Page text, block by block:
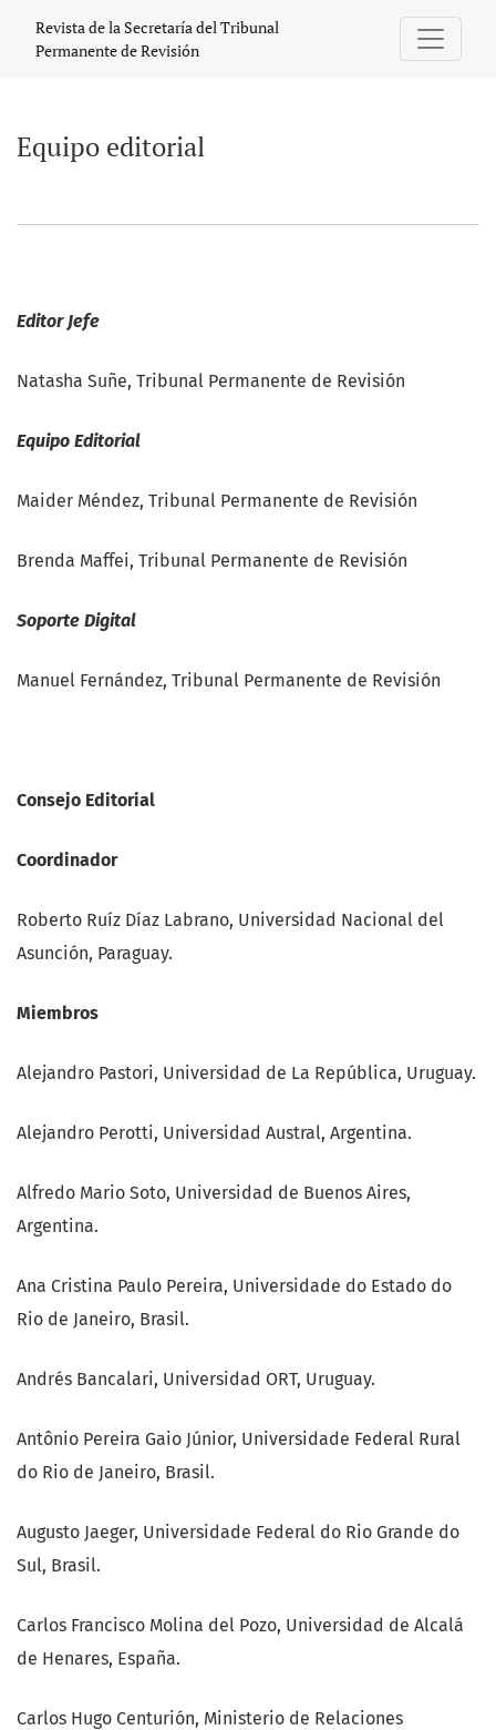
Revista de la Secretaría del Tribunal
Permanente de Revisión
Equipo editorial
Editor Jefe
Natasha Suñe, Tribunal Permanente de Revisión
Equipo Editorial
Maider Méndez, Tribunal Permanente de Revisión
Brenda Maffei, Tribunal Permanente de Revisión
Soporte Digital
Manuel Fernández, Tribunal Permanente de Revisión
Consejo Editorial
Coordinador
Roberto Ruíz Díaz Labrano, Universidad Nacional del
Asunción, Paraguay.
Miembros
Alejandro Pastori, Universidad de La República, Uruguay.
Alejandro Perotti, Universidad Austral, Argentina.
Alfredo Mario Soto, Universidad de Buenos Aires,
Argentina.
Ana Cristina Paulo Pereira, Universidade do Estado do
Rio de Janeiro, Brasil.
Andrés Bancalari, Universidad ORT, Uruguay.
Antônio Pereira Gaio Júnior, Universidade Federal Rural
do Rio de Janeiro, Brasil.
Augusto Jaeger, Universidade Federal do Rio Grande do
Sul, Brasil.
Carlos Francisco Molina del Pozo, Universidad de Alcalá
de Henares, España.
Carlos Hugo Centurión, Ministerio de Relaciones